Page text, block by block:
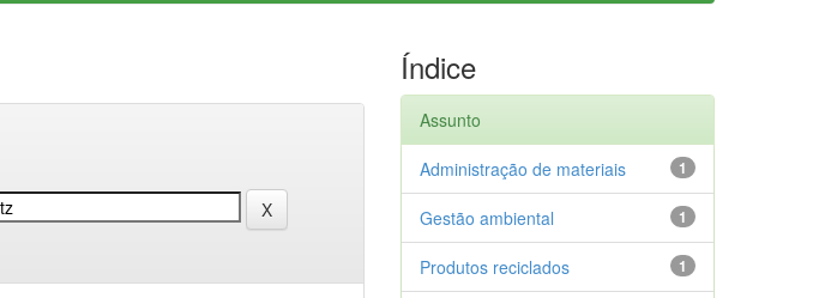
Índice
Assunto
1
Administração de materiais
1
Gestão ambiental
1
Produtos reciclados